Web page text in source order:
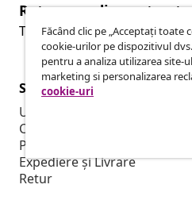
Retragere din contract
Trimite o cerere de
Serviciu clienți
Urmărește-ți comanda
Contul meu
Plată
Expediere și Livrare
Retur
Făcând clic pe „Acceptați toate
cookie-urilor pe dispozitivul
pentru a analiza utilizarea
marketing si personalizarea
cookie-uri